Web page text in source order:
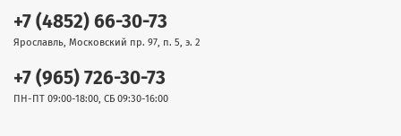
+7 (4852) 66-30-73
Ярославль, Московский пр. 97, п. 5, э. 2
+7 (965) 726-30-73
ПН-ПТ 09:00-18:00, СБ 09:30-16:00